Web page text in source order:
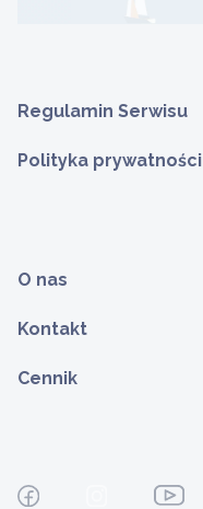
Regulamin Serwisu
Polityka prywatności
O nas
Kontakt
Cennik